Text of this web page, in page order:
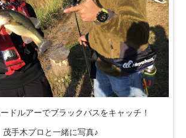
ドルアーでブラックバスをキャッチ！
茂手木プロと一緒に写真♪